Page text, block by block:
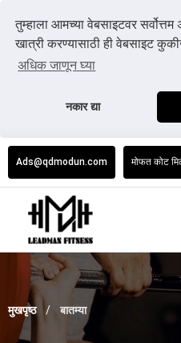
तुम्हाला आमच्या वेबसाइटवर
खात्री करण्यासाठी ही वेबसाइट
अधिक जाणून घ्या
नकार द्या
Ads@qdmodun.com मोफत कोट
मुखपृष्ठ बातम्या